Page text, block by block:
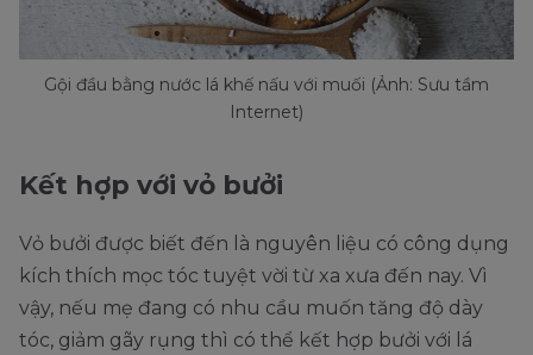
Gội đầu bằng nước lá khế nấu với muối (Ảnh: Sưu tầm
Internet)
Kết hợp với vỏ bưởi
Vỏ bưởi được biết đến là nguyên liệu có công dụng
kích thích mọc tóc tuyệt vời từ xa xưa đến nay. Vì
vậy, nếu mẹ đang có nhu cầu muốn tăng độ dày
tóc, giảm gãy rụng thì có thể kết hợp bưởi với lá